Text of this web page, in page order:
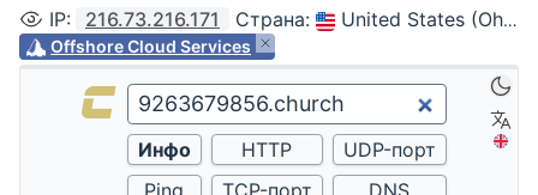
IP: 216.73.216.171 Страна: United States (Ohio, Columbus)
Offshore Cloud Services